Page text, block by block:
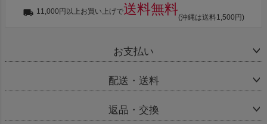
11,000円以上お買い上げで送料無料
(沖縄は送料1,500円)
お支払い
配送・送料
返品・交換